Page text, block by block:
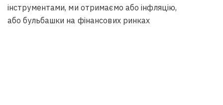
інструментами, ми отримаємо або інфляцію,
або бульбашки на фінансових ринках